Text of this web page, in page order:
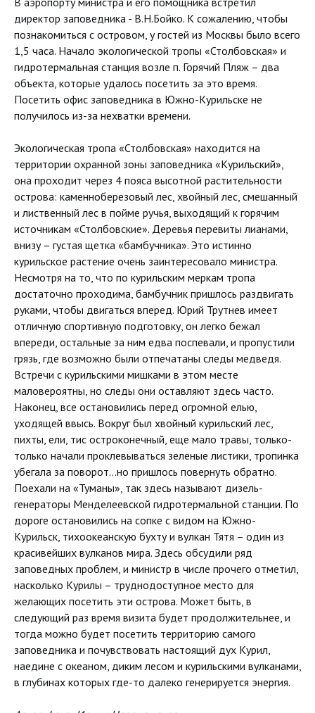
директор заповедника - В.Н.Бойко. К сожалению, чтобы
познакомиться с островом, у гостей из Москвы было всего
1,5 часа. Начало экологической тропы «Столбовская» и
гидротермальная станция возле п. Горячий Пляж – два
объекта, которые удалось посетить за это время.
Посетить офис заповедника в Южно-Курильске не
получилось из-за нехватки времени.
Экологическая тропа «Столбовская» находится на
территории охранной зоны заповедника «Курильский»,
она проходит через 4 пояса высотной растительности
острова: каменноберезовый лес, хвойный лес, смешанный
и лиственный лес в пойме ручья, выходящий к горячим
источникам «Столбовские». Деревья перевиты лианами,
внизу – густая щетка «бамбучника». Это истинно
курильское растение очень заинтересовало министра.
Несмотря на то, что по курильским меркам тропа
достаточно проходима, бамбучник пришлось раздвигать
руками, чтобы двигаться вперед. Юрий Трутнев имеет
отличную спортивную подготовку, он легко бежал
впереди, остальные за ним едва поспевали, и пропустили
грязь, где возможно были отпечатаны следы медведя.
Встречи с курильскими мишками в этом месте
маловероятны, но следы они оставляют здесь часто.
Наконец, все остановились перед огромной елью,
уходящей ввысь. Вокруг был хвойный курильский лес,
пихты, ели, тис остроконечный, еще мало травы, только-
только начали проклевываться зеленые листики, тропинка
убегала за поворот…но пришлось повернуть обратно.
Поехали на «Туманы», так здесь называют дизель-
генераторы Менделеевской гидротермальной станции. По
дороге остановились на сопке с видом на Южно-
Курильск, тихоокеанскую бухту и вулкан Тятя – один из
красивейших вулканов мира. Здесь обсудили ряд
заповедных проблем, и министр в числе прочего отметил,
насколько Курилы – труднодоступное место для
желающих посетить эти острова. Может быть, в
следующий раз время визита будет продолжительнее, и
тогда можно будет посетить территорию самого
заповедника и почувствовать настоящий дух Курил,
наедине с океаном, диким лесом и курильскими вулканами,
в глубинах которых где-то далеко генерируется энергия.